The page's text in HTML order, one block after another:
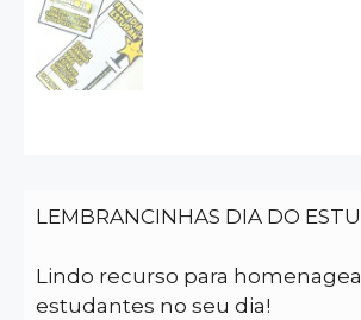
LEMBRANCINHAS DIA DO
Lindo recurso para
estudantes no seu dia!